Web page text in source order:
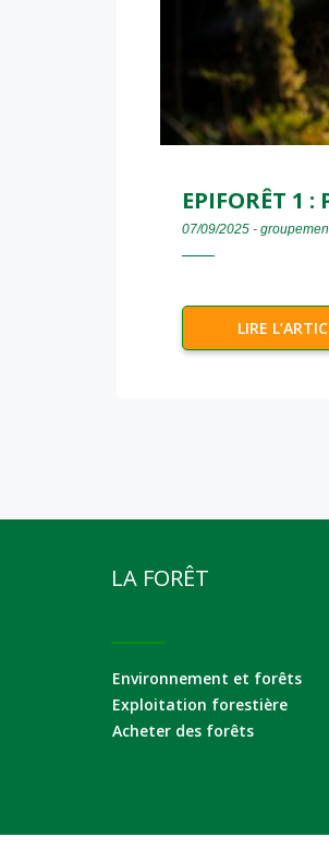
EPIFORÊT 1 :
07/09/2025 -
LIRE
LA FORÊT
Environnement et forêts
Exploitation forestière
Acheter des forêts